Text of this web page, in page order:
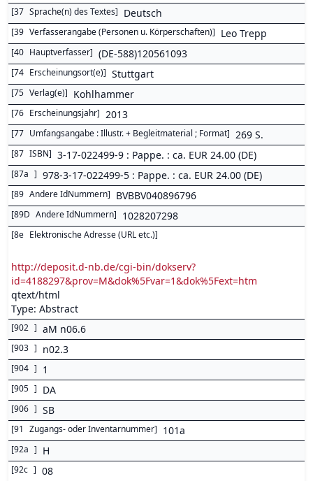
[37 Sprache(n) des Textes] Deutsch
[39 Verfasserangabe (Personen u. Körperschaften)] Leo Trepp
[40 Hauptverfasser] (DE-588)120561093
[74 Erscheinungsort(e)] Stuttgart
[75 Verlag(e)] Kohlhammer
[76 Erscheinungsjahr] 2013
[77 Umfangsangabe : Illustr. + Begleitmaterial ; Format] 269 S.
[87 ISBN] 3-17-022499-9 : Pappe. : ca. EUR 24.00 (DE)
[87a ] 978-3-17-022499-5 : Pappe. : ca. EUR 24.00 (DE)
[89 Andere IdNummern] BVBBV040896796
[89D Andere IdNummern] 1028207298
[8e Elektronische Adresse (URL etc.)]
http://deposit.d-nb.de/cgi-bin/dokserv?
id=4188297&prov=M&dok%5Fvar=1&dok%5Fext=htm
qtext/html
Type: Abstract
[902 ] aM n06.6
[903 ] n02.3
[904 ] 1
[905 ] DA
[906 ] SB
[91 Zugangs- oder Inventarnummer] 101a
[92a ] H
[92c ] 08